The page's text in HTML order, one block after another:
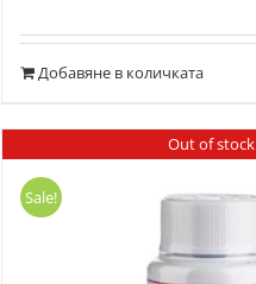
Добавяне в количката
Out of stock
Sale!